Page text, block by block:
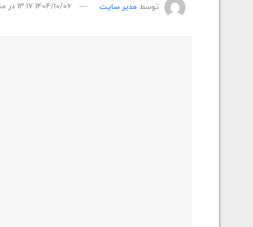
توسط مدیر سایت 1404/10/06 13:17 در